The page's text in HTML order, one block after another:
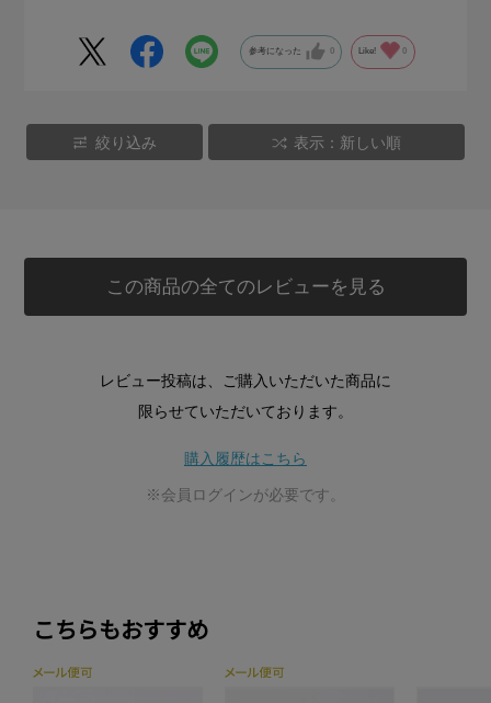
参考になった 0 Like! 0
絞り込み 表示：新しい順
この商品の全てのレビューを見る
レビュー投稿は、ご購入いただいた商品に
限らせていただいております。
購入履歴はこちら
※会員ログインが必要です。
こちらもおすすめ